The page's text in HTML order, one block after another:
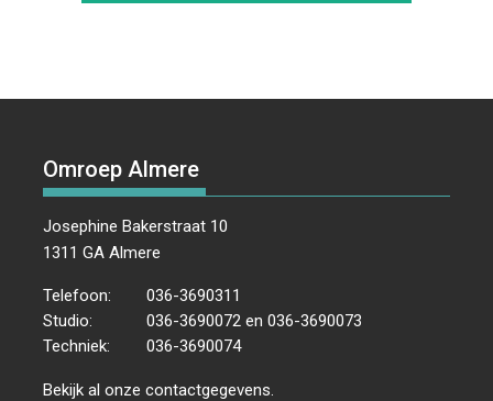
Omroep Almere
Josephine Bakerstraat 10
1311 GA Almere
Telefoon:
036-3690311
Studio:
036-3690072 en 036-3690073
Techniek:
036-3690074
Bekijk al onzecontactgegevens